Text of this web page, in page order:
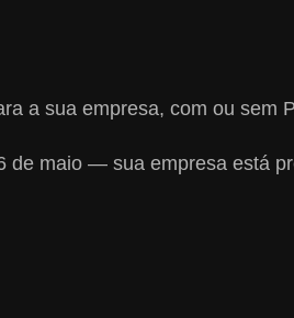
a sua empresa, com ou sem
de maio — sua empresa está